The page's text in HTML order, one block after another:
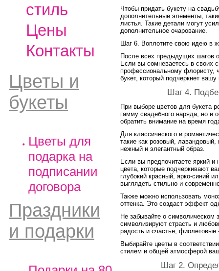
стиль
Цены
Контакты
Цветы и
букеты
Цветы для
подарка на
подписании
договора
Праздники
и подарки
Чтобы придать букету на
дополнительные элементы,
листья. Такие детали могут
дополнительное очарование.
Шаг 6. Воплотите свою идею в
После всех предыдущих шагов
Если вы сомневаетесь в своих
профессиональному флористу,
букет, который подчеркнет
Шаг 4.
При выборе цветов для букета
гамму свадебного наряда, но и
обратить внимание на время
Для классического и
такие как розовый,
нежный и элегантный образ.
Если вы предпочитаете яркий
цвета, которые подчеркивают
глубокий красный, ярко-синий
выглядеть стильно и
Также можно использовать
оттенка. Это создаст эффект
Не забывайте о символическом
символизируют страсть и
радость и счастье, фиолетовые
Выбирайте цветы в
стилем и общей атмосферой
Шаг 2.